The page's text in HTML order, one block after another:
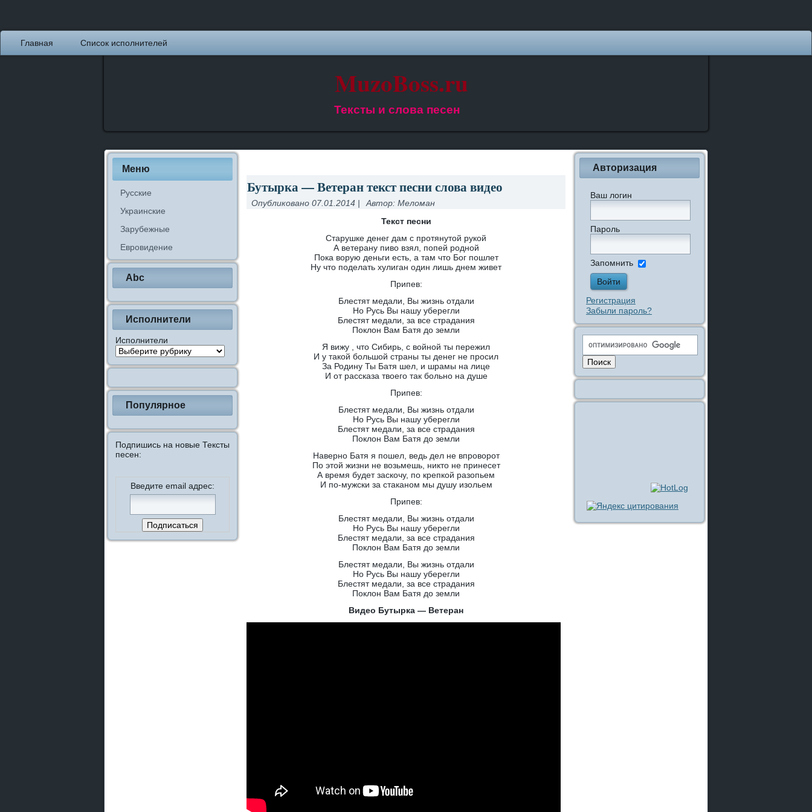
Главная Список исполнителей
MuzoBoss.ru
Тексты и слова песен
Меню
Русские
Украинские
Зарубежные
Евровидение
Abc
Исполнители
Исполнители
Популярное
Подпишись на новые Тексты
песен:
Введите email адрес:
Бутырка — Ветеран текст песни слова видео
Опубликовано 07.01.2014 | Автор: Меломан
Текст песни
Старушке денег дам с протянутой рукой
А ветерану пиво взял, попей родной
Пока ворую деньги есть, а там что Бог пошлет
Ну что поделать хулиган один лишь днем живет
Припев:
Блестят медали, Вы жизнь отдали
Но Русь Вы нашу уберегли
Блестят медали, за все страдания
Поклон Вам Батя до земли
Я вижу , что Сибирь, с войной ты пережил
И у такой большой страны ты денег не просил
За Родину Ты Батя шел, и шрамы на лице
И от рассказа твоего так больно на душе
Припев:
Блестят медали, Вы жизнь отдали
Но Русь Вы нашу уберегли
Блестят медали, за все страдания
Поклон Вам Батя до земли
Наверно Батя я пошел, ведь дел не впроворот
По этой жизни не возьмешь, никто не принесет
А время будет заскочу, по крепкой разопьем
И по-мужски за стаканом мы душу изольем
Припев:
Блестят медали, Вы жизнь отдали
Но Русь Вы нашу уберегли
Блестят медали, за все страдания
Поклон Вам Батя до земли
Блестят медали, Вы жизнь отдали
Но Русь Вы нашу уберегли
Блестят медали, за все страдания
Поклон Вам Батя до земли
Видео Бутырка — Ветеран
Авторизация
Ваш логин
Пароль
Запомнить
Регистрация
Забыли пароль?